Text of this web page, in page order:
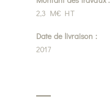
2,3 M€ HT
Date de livraison :
2017